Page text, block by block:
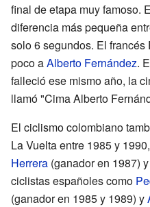
final de etapa muy famoso.
diferencia más pequeña
solo 6 segundos. El
poco aAlberto Fernández.
falleció ese mismo año, la
llamó "Cima Alberto
El ciclismo colombiano
La Vuelta entre 1985 y
Herrera (ganador en 1987) y
ciclistas españoles como
(ganador en 1985 y 1989) y